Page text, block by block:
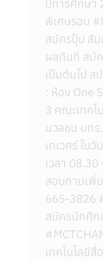
ปีการศึกษา
พิเศษรอบ
สมัครปุ๊บ สั
ผลทันที สมั
เป็นต้นไป ส
: ห้อง One
3 คณะเทคโ
มวลชน มท
เทเวศร์ ใน
เวลา
สอบถามเพิ่
665-3826
สมัครนักศึก
เทคโนโลยีสื่